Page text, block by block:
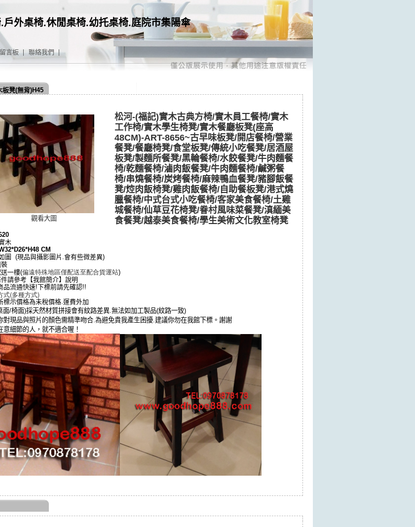
外桌椅.休閒桌椅.幼托桌椅.庭院市集陽傘
留言板 聯絡我們
板凳(無背)H45
觀看大圖
松河-(福記)實木古典方椅/實木員工餐椅/實木
工作椅/實木學生椅凳/實木餐廳板凳(座高
48CM)-ART-8656~古早味板凳/開店餐椅/營業
餐凳/餐廳椅凳/食堂板凳/傳統小吃餐凳/居酒屋
板凳/製麵所餐凳/黑輪餐椅/水餃餐凳/牛肉麵餐
椅/乾麵餐椅/滷肉飯餐凳/牛肉麵餐椅/鹹粥餐
椅/串燒餐椅/炭烤餐椅/麻辣鴨血餐凳/豬腳飯餐
凳/焢肉飯椅凳/雞肉飯餐椅/自助餐板凳/港式燒
臘餐椅/中式台式小吃餐椅/客家美食餐椅/土雞
城餐椅/仙草豆花椅凳/眷村風味菜餐凳/滇緬美
食餐凳/越泰美食餐椅/學生美術文化教室椅凳
木
CM
圖 (現品與攝影圖片.會有些微差異)
一樓(偏遠特殊地區僅配送至配合貨運站)
請參考【我館簡介】說明
流通快速!下標前請先確認!!
(多種方式)
示價格為未稅價格.運費外加
面/椅面)採天然材質拼接會有紋路差異.無法如加工製品(紋路一致)
現品與照片的顏色需精準吻合.為避免貴我產生困擾.建議你勿在我館下標。謝謝
細節的人，就不適合喔！